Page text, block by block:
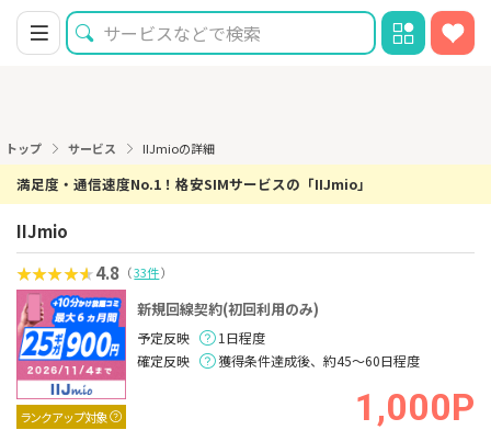
トップ サービス IIJmioの詳細
満足度・通信速度No.1！格安SIMサービスの「IIJmio」
IIJmio
4.8 （33件）
ランクアップ対象
新規回線契約(初回利用のみ)
予定反映
1日程度
確定反映
獲得条件達成後、約45～60日程度
1,000P